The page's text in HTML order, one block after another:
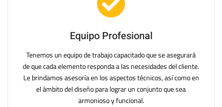
Equipo Profesional
Tenemos un equipo de trabajo capacitado que se asegurará
de que cada elemento responda a las necesidades del cliente.
Le brindamos asesoría en los aspectos técnicos, así como en
el ámbito del diseño para lograr un conjunto que sea
armonioso y funcional.